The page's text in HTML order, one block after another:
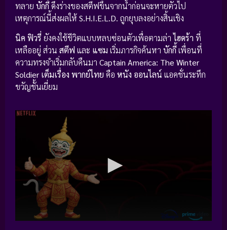
ทลาย บักกี้ดึงร่างของสตีฟขึ้นจากน้ำก่อนจะหายตัวไป
เหตุการณ์นี้ส่งผลให้S.H.I.E.L.D. ถูกยุบลงอย่างสิ้นเชิง
นิค ฟิวรี่ยังคงใช้ชีวิตแบบหลบซ่อนตัวเพื่อตามล่าไฮดร้า ที่
เหลืออยู่ ส่วน สตีฟ และ แซม เริ่มภารกิจค้นหา บักกี้เพื่อนที่
ความทรงจำเริ่มกลับคืนมา Captain America: The Winter
Soldier เต็มเรื่อง พากย์ไทย คือ หนัง ออนไลน์ แอคชั่นระทึก
ขวัญชั้นเยี่ยม